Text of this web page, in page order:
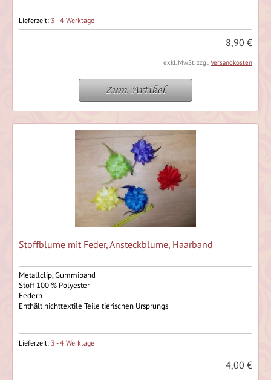
Lieferzeit: 3 - 4 Werktage
8,90 €
exkl. MwSt. zzgl.Versandkosten
Zum Artikel
Stoffblume mit Feder, Ansteckblume, Haarband
Metallclip, Gummiband
Stoff 100 % Polyester
Federn
Enthält nichttextile Teile tierischen Ursprungs
Lieferzeit: 3 - 4 Werktage
4,00 €